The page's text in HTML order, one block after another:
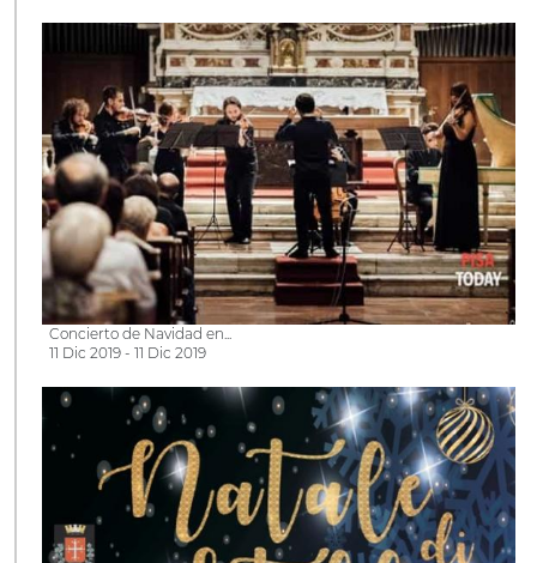
Concierto de Navidad en...
11 Dic 2019 - 11 Dic 2019